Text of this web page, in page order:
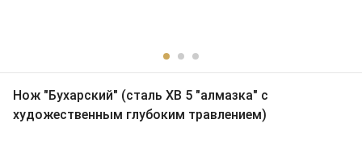
Нож "Бухарский" (сталь ХВ 5 "алмазка" с
художественным глубоким травлением)